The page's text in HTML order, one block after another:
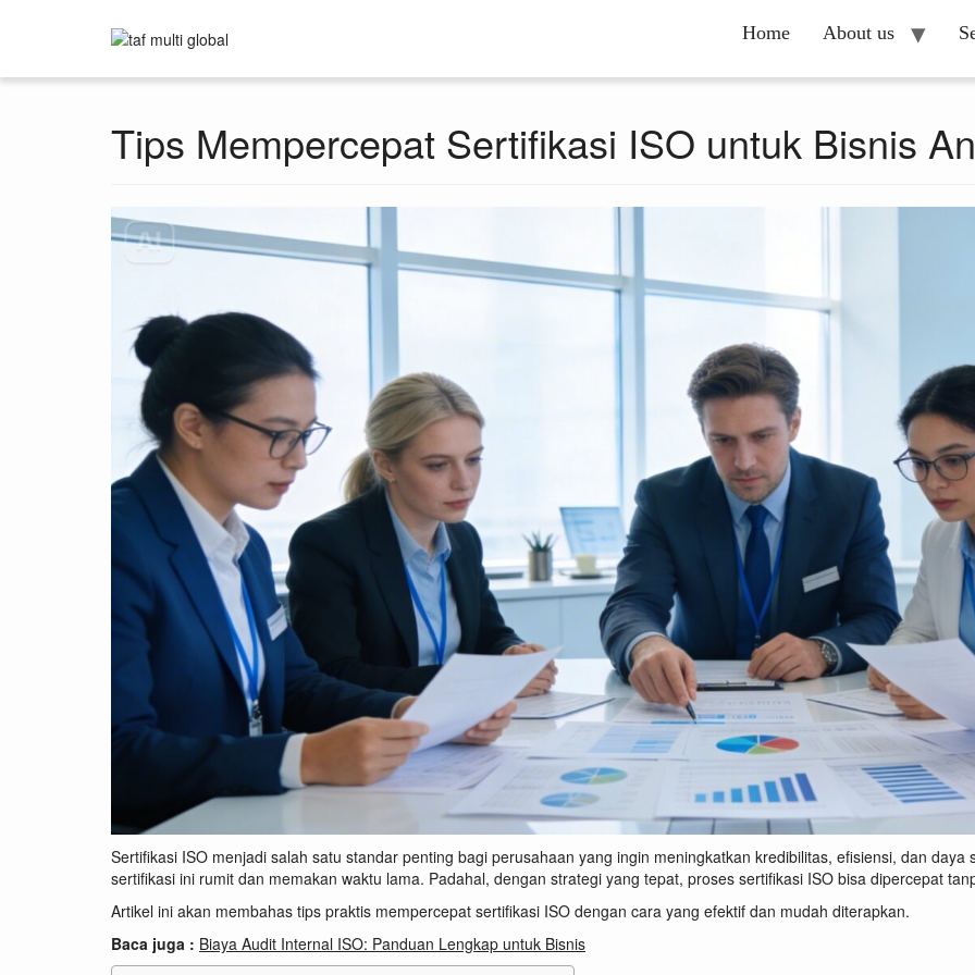
Home About us
Tips Mempercepat Sertifikasi ISO untuk Bisnis
Sertifikasi ISO menjadi salah satu standar penting bagi perusahaan yang ingin meningkatkan kredibilitas, efisiensi, dan
sertifikasi ini rumit dan memakan waktu lama. Padahal, dengan strategi yang tepat, proses sertifikasi ISO bisa dipercepat
Artikel ini akan membahas tips praktis mempercepat sertifikasi ISO dengan cara yang efektif dan mudah diterapkan.
Baca juga : Biaya Audit Internal ISO: Panduan Lengkap untuk Bisnis